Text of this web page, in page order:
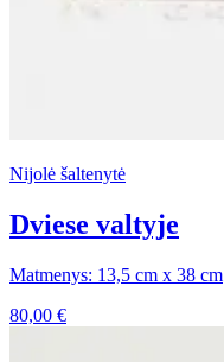
Nijolė šaltenytė
Dviese valtyje
Matmenys: 13,5 cm x 38 cm
80,00 €